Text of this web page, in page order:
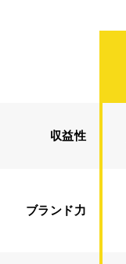
収益性
ブランド力